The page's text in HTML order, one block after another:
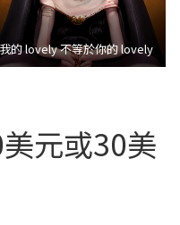
我的 lovely 不等於你的 lovely
元或30美